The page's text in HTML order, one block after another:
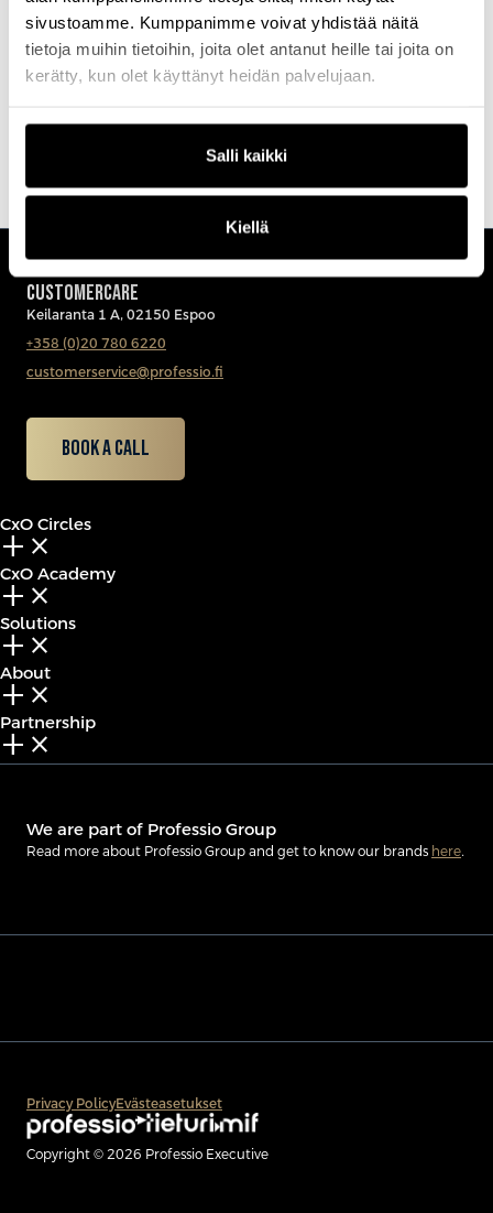
sivustoamme. Kumppanimme voivat yhdistää näitä
tietoja muihin tietoihin, joita olet antanut heille tai joita on
kerätty, kun olet käyttänyt heidän palvelujaan.
Salli kaikki
Kiellä
Viveka toimii OmaKamu ry:n hallituksessa, mikä heijastaa hänen
sitoutumistaan ihmislähtöiseen kehittämiseen ja
yhteiskunnalliseen vaikuttamiseen.
CUSTOMERCARE
Keilaranta 1 A, 02150 Espoo
+358 (0)20 780 6220
customerservice@professio.fi
Book a call
CxO Circles
add_2 close
CxO Academy
add_2 close
Solutions
add_2 close
About
add_2 close
Partnership
add_2 close
We are part of Professio Group
Read more about Professio Group and get to know our brands here.
Privacy PolicyEvästeasetukset
Copyright © 2026 Professio Executive